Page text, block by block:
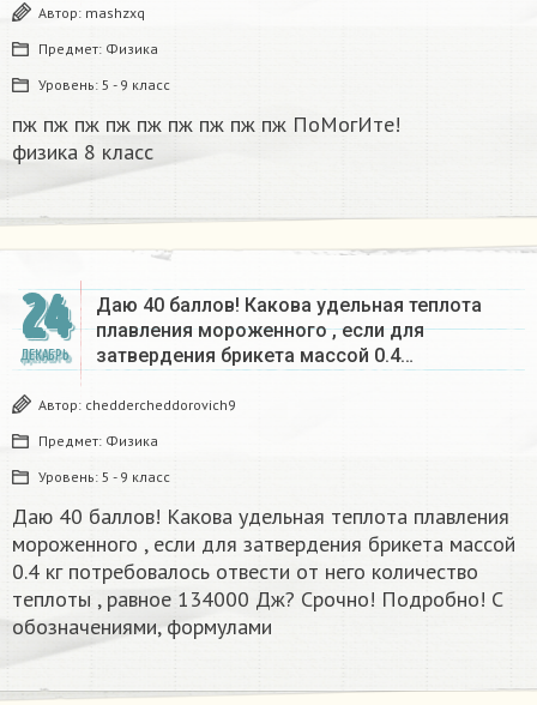
Автор: mashzxq
Предмет: Физика
Уровень: 5 - 9 класс
пж пж пж пж пж пж пж пж пж ПоМогИте!
физика 8 класс​
24
ДЕКАБРЬ
Даю 40 баллов! Какова удельная теплота
плавления мороженного , если для
затвердения брикета массой 0.4…
Автор: cheddercheddorovich9
Предмет: Физика
Уровень: 5 - 9 класс
Даю 40 баллов! Какова удельная теплота плавления
мороженного , если для затвердения брикета массой
0.4 кг потребовалось отвести от него количество
теплоты , равное 134000 Дж? Срочно! Подробно! С
обозначениями, формулами